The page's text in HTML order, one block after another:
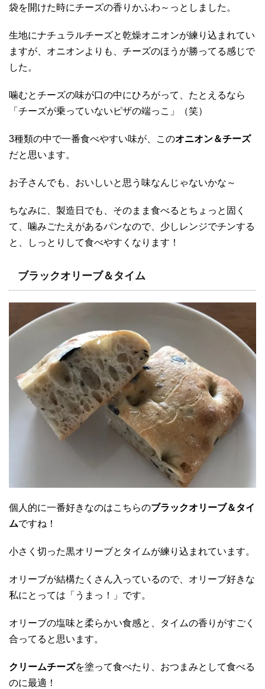
袋を開けた時にチーズの香りかふわ～っとしました。
生地にナチュラルチーズと乾燥オニオンが練り込まれてい
ますが、オニオンよりも、チーズのほうが勝ってる感じで
した。
噛むとチーズの味が口の中にひろがって、たとえるなら
「チーズが乗っていないピザの端っこ」（笑）
3種類の中で一番食べやすい味が、このオニオン＆チーズ
だと思います。
お子さんでも、おいしいと思う味なんじゃないかな～
ちなみに、製造日でも、そのまま食べるとちょっと固く
て、噛みごたえがあるパンなので、少しレンジでチンする
と、しっとりして食べやすくなります！
ブラックオリーブ＆タイム
個人的に一番好きなのはこちらのブラックオリーブ＆タイ
ムですね！
小さく切った黒オリーブとタイムが練り込まれています。
オリーブが結構たくさん入っているので、オリーブ好きな
私にとっては「うまっ！」です。
オリーブの塩味と柔らかい食感と、タイムの香りがすごく
合ってると思います。
クリームチーズを塗って食べたり、おつまみとして食べる
のに最適！